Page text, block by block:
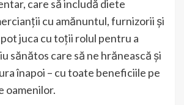
care să includă diete
cu amănuntul, furnizorii și
juca cu toții rolul pentru a
sănătos care să ne hrănească și
înapoi – cu toate beneficiile pe
oamenilor.